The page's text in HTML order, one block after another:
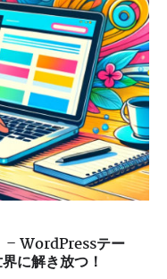
– WordPressテー
に解き放つ！